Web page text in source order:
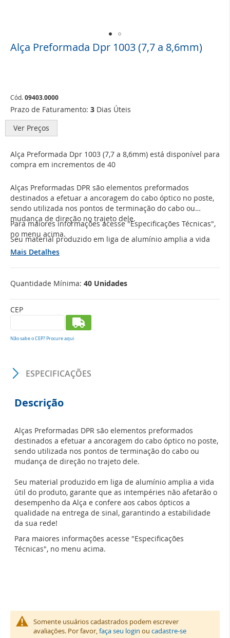
Alça Preformada Dpr 1003 (7,7 a 8,6mm)
Cód.09403.0000
Prazo de Faturamento: 3 Dias Úteis
Ver Preços
Alça Preformada Dpr 1003 (7,7 a 8,6mm) está disponível para
compra em incrementos de 40
CEP
Não sabe o CEP? Procure aqui
Alças Preformadas DPR são elementos preformados
destinados a efetuar a ancoragem do cabo óptico no poste,
sendo utilizada nos pontos de terminação do cabo ou
mudança de direção no trajeto dele.
Seu material produzido em liga de alumínio amplia a vida
útil do produto, garante que as intempéries não afetarão o
qualidade na entrega de sinal, garantindo a estabilidade da
sua rede!
Para maiores informações acesse "Especificações Técnicas",
no menu acima.
Mais Detalhes
Quantidade Mínima: 40 Unidades
ESPECIFICAÇÕES
Saltar
para
Galeria
de
imagens
Descrição
Alças Preformadas DPR são elementos preformados
destinados a efetuar a ancoragem do cabo óptico no poste,
sendo utilizada nos pontos de terminação do cabo ou
mudança de direção no trajeto dele.
Seu material produzido em liga de alumínio amplia a vida
útil do produto, garante que as intempéries não afetarão o
desempenho da Alça e confere aos cabos ópticos a
qualidade na entrega de sinal, garantindo a estabilidade
da sua rede!
Para maiores informações acesse "Especificações
Técnicas", no menu acima.
Somente usuários cadastrados podem escrever
avaliações. Por favor,faça seu login ou cadastre-se